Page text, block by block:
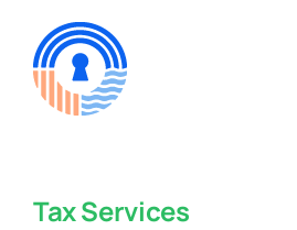
content
Tax Services